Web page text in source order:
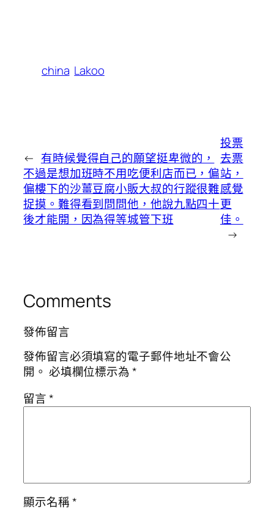
china Lakoo
← 有時候覺得自己的願望挺卑微的，
不過是想加班時不用吃便利店而已，偏
偏樓下的沙薑豆腐小販大叔的行蹤很難
捉摸。難得看到問問他，他說九點四十
後才能開，因為得等城管下班
投票
去票
站，
感覺
更
佳。
→
Comments
發佈留言
發佈留言必須填寫的電子郵件地址不會公
開。 必填欄位標示為*
留言*
顯示名稱*